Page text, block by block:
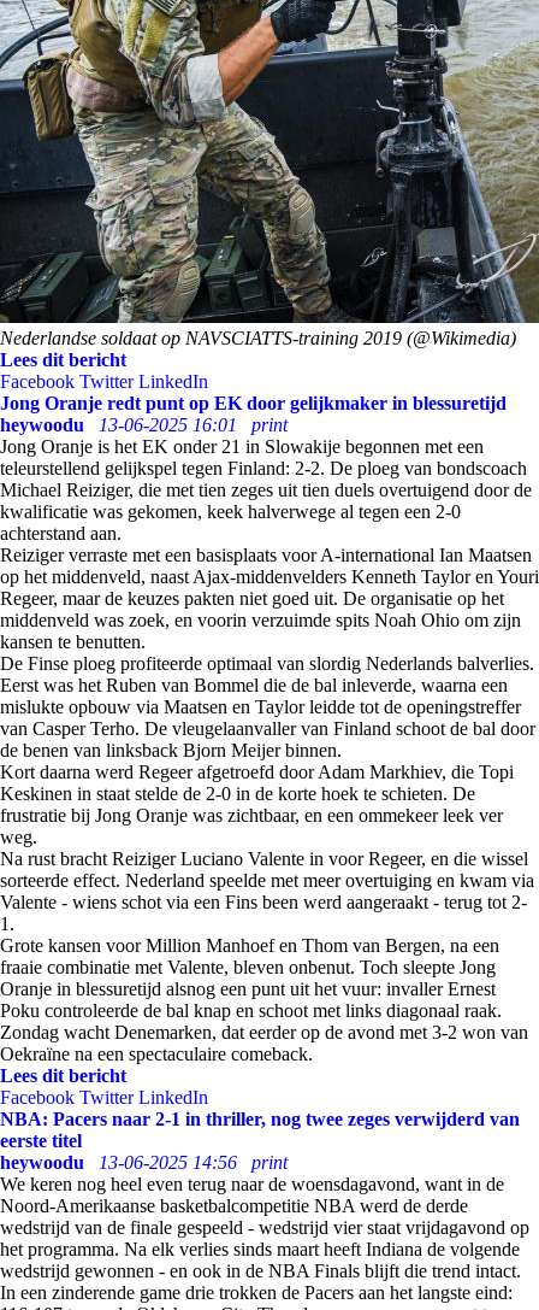
Nederlandse soldaat op NAVSCIATTS-training 2019 (@Wikimedia)
Lees dit bericht
Facebook Twitter LinkedIn
Jong Oranje redt punt op EK door gelijkmaker in blessuretijd
heywoodu
13-06-2025 16:01
print
Jong Oranje is het EK onder 21 in Slowakije begonnen met een
teleurstellend gelijkspel tegen Finland: 2-2. De ploeg van bondscoach
Michael Reiziger, die met tien zeges uit tien duels overtuigend door de
kwalificatie was gekomen, keek halverwege al tegen een 2-0
achterstand aan.
Reiziger verraste met een basisplaats voor A-international Ian Maatsen
op het middenveld, naast Ajax-middenvelders Kenneth Taylor en Youri
Regeer, maar de keuzes pakten niet goed uit. De organisatie op het
middenveld was zoek, en voorin verzuimde spits Noah Ohio om zijn
kansen te benutten.
De Finse ploeg profiteerde optimaal van slordig Nederlands balverlies.
Eerst was het Ruben van Bommel die de bal inleverde, waarna een
mislukte opbouw via Maatsen en Taylor leidde tot de openingstreffer
van Casper Terho. De vleugelaanvaller van Finland schoot de bal door
de benen van linksback Bjorn Meijer binnen.
Kort daarna werd Regeer afgetroefd door Adam Markhiev, die Topi
Keskinen in staat stelde de 2-0 in de korte hoek te schieten. De
frustratie bij Jong Oranje was zichtbaar, en een ommekeer leek ver
weg.
Na rust bracht Reiziger Luciano Valente in voor Regeer, en die wissel
sorteerde effect. Nederland speelde met meer overtuiging en kwam via
Valente - wiens schot via een Fins been werd aangeraakt - terug tot 2-
1.
Grote kansen voor Million Manhoef en Thom van Bergen, na een
fraaie combinatie met Valente, bleven onbenut. Toch sleepte Jong
Oranje in blessuretijd alsnog een punt uit het vuur: invaller Ernest
Poku controleerde de bal knap en schoot met links diagonaal raak.
Zondag wacht Denemarken, dat eerder op de avond met 3-2 won van
Oekraïne na een spectaculaire comeback.
Lees dit bericht
Facebook Twitter LinkedIn
NBA: Pacers naar 2-1 in thriller, nog twee zeges verwijderd van
eerste titel
heywoodu
13-06-2025 14:56
print
We keren nog heel even terug naar de woensdagavond, want in de
Noord-Amerikaanse basketbalcompetitie NBA werd de derde
wedstrijd van de finale gespeeld - wedstrijd vier staat vrijdagavond op
het programma. Na elk verlies sinds maart heeft Indiana de volgende
wedstrijd gewonnen - en ook in de NBA Finals blijft die trend intact.
In een zinderende game drie trokken de Pacers aan het langste eind: